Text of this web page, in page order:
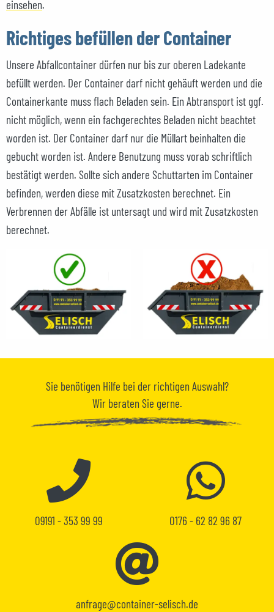
einsehen.
Richtiges befüllen der Container
Unsere Abfallcontainer dürfen nur bis zur oberen Ladekante
befüllt werden. Der Container darf nicht gehäuft werden und die
Containerkante muss flach Beladen sein. Ein Abtransport ist ggf.
nicht möglich, wenn ein fachgerechtes Beladen nicht beachtet
worden ist. Der Container darf nur die Müllart beinhalten die
gebucht worden ist. Andere Benutzung muss vorab schriftlich
bestätigt werden. Sollte sich andere Schuttarten im Container
befinden, werden diese mit Zusatzkosten berechnet. Ein
Verbrennen der Abfälle ist untersagt und wird mit Zusatzkosten
berechnet.
Sie benötigen Hilfe bei der richtigen Auswahl?
Wir beraten Sie gerne.
09191 - 353 99 99 0176 - 62 82 96 87
anfrage@container-selisch.de